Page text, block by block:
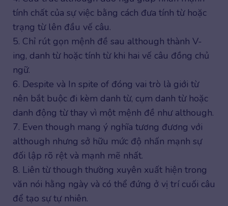
tính chất của sự việc bằng cách đưa tính từ hoặc
trạng từ lên đầu vế câu.
5. Chỉ rút gọn mệnh đề sau although thành V-
ing, danh từ hoặc tính từ khi hai vế câu đồng chủ
ngữ.
6. Despite và In spite of đóng vai trò là giới từ
nên bắt buộc đi kèm danh từ, cụm danh từ hoặc
danh động từ thay vì một mệnh đề như although.
7. Even though mang ý nghĩa tương đương với
although nhưng sở hữu mức độ nhấn mạnh sự
đối lập rõ rệt và mạnh mẽ nhất.
8. Liên từ though thường xuyên xuất hiện trong
văn nói hằng ngày và có thể đứng ở vị trí cuối câu
để tạo sự tự nhiên.